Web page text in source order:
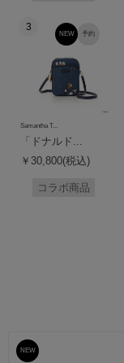
3
予約
NEW
Samantha T...
「ドナルド...
￥30,800(税込)
コラボ商品
予約
NEW